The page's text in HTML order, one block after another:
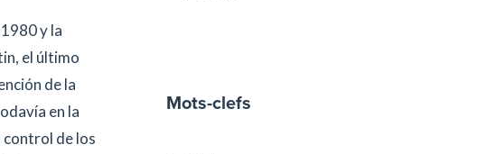
y la
el último
de la
en la
control de los
Mots-clefs